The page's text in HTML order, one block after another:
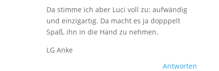
Da stimme ich aber Luci voll zu: aufwändig
und einzigartig. Da macht es ja dopppelt
Spaß, ihn in die Hand zu nehmen.
LG Anke
Antworten